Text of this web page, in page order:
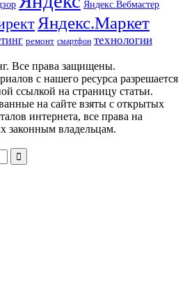
Яндекс.Вебмастер
Яндекс.Маркет
ремонт смартфон технологии
Все права защищены.
с нашего ресурса разрешается
ссылкой на страницу статьи.
на сайте взяты с открытых
интернета, все права на
законным владельцам.